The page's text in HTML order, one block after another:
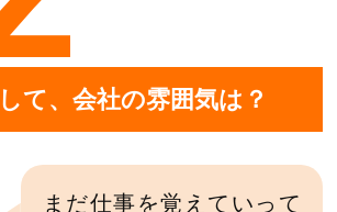
て、会社の雰囲気は？
まだ仕事を覚えていって